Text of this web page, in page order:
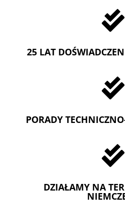

25 LAT

PORADY

DZIAŁAMY NA